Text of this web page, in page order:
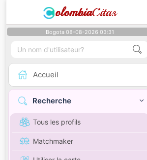
olombiaCitas
Bogota 08-08-2026 03:31
Accueil
Recherche
Tous les profils
Matchmaker